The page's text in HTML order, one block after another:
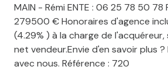
MAIN - Rémi ENTE : 06 25 78 50 78
279500 € Honoraires d'agence
(4.29% ) à la charge de
net vendeur.Envie d'en savoir plus
avec nous. Référence : 720